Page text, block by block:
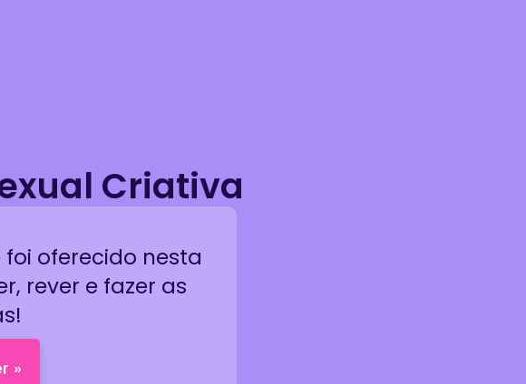
Criativa
oferecido nesta
rever e fazer as
»